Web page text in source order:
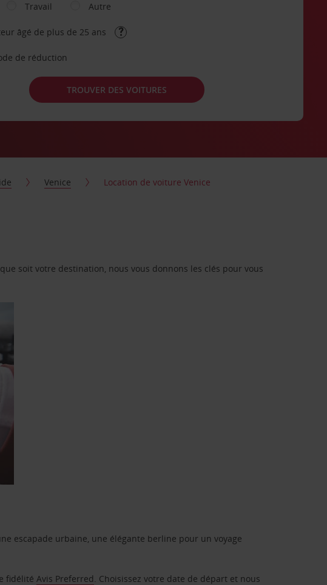
Travail Autre
âgé de plus de 25 ans
de réduction
TROUVER DES VOITURES
Venice Location de voiture Venice
soit votre destination, nous vous donnons les clés pour vous
escapade urbaine, une élégante berline pour un voyage
fidélitéAvis Preferred. Choisissez votre date de départ et nous